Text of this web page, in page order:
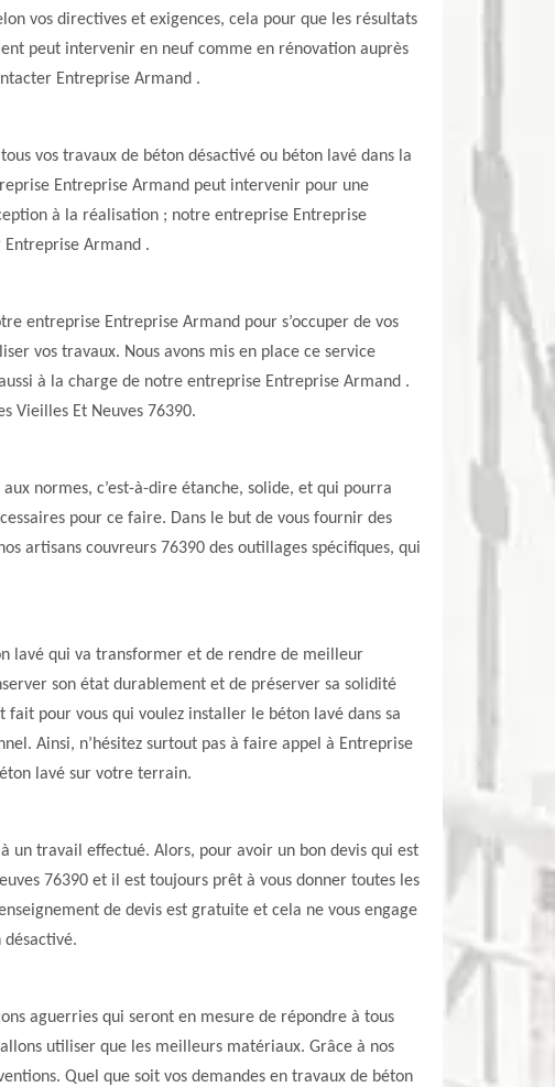
vos directives et exigences, cela pour que les résultats
peut intervenir en neuf comme en rénovation auprès
Entreprise Armand .
vos travaux de béton désactivé ou béton lavé dans la
Entreprise Armand peut intervenir pour une
à la réalisation ; notre entreprise Entreprise
Armand .
entreprise Entreprise Armand pour s’occuper de vos
vos travaux. Nous avons mis en place ce service
à la charge de notre entreprise Entreprise Armand .
Vieilles Et Neuves 76390.
normes, c’est-à-dire étanche, solide, et qui pourra
pour ce faire. Dans le but de vous fournir des
artisans couvreurs 76390 des outillages spécifiques, qui
lavé qui va transformer et de rendre de meilleur
son état durablement et de préserver sa solidité
pour vous qui voulez installer le béton lavé dans sa
Ainsi, n’hésitez surtout pas à faire appel à Entreprise
lavé sur votre terrain.
travail effectué. Alors, pour avoir un bon devis qui est
76390 et il est toujours prêt à vous donner toutes les
de devis est gratuite et cela ne vous engage
aguerries qui seront en mesure de répondre à tous
utiliser que les meilleurs matériaux. Grâce à nos
Quel que soit vos demandes en travaux de béton